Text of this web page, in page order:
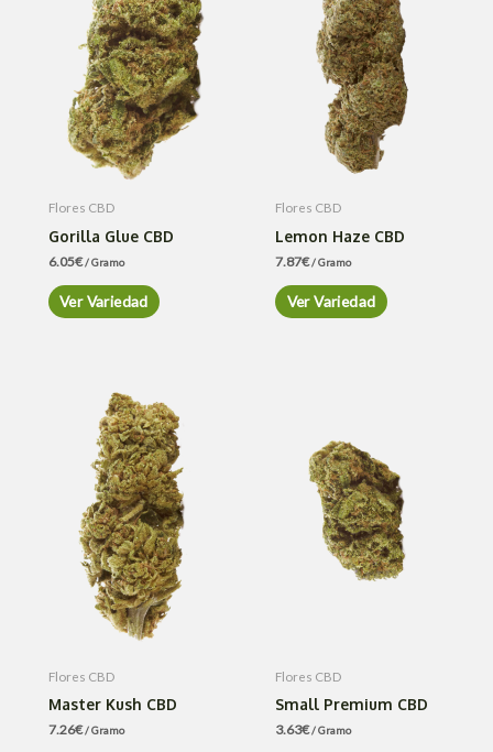
Flores CBD
Gorilla Glue CBD
6.05€/ Gramo
Ver Variedad
Flores CBD
Lemon Haze CBD
7.87€/ Gramo
Ver Variedad
Flores CBD
Master Kush CBD
7.26€/ Gramo
Flores CBD
Small Premium CBD
3.63€/ Gramo